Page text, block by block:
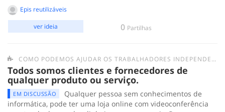
Epis reutilizáveis
0 Partilhas
ver ideia
COMO PODEMOS AJUDAR OS TRABALHADORES INDEPENDENTES?
Todos somos clientes e fornecedores de
qualquer produto ou serviço.
EM DISCUSSÃO
Qualquer pessoa sem conhecimentos de
informática, pode ter uma loja online com videoconferência